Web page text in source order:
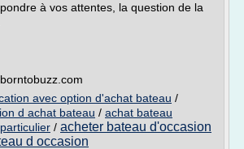
à vos attentes, la question de la
avec option d'achat bateau /
d achat bateau / achat bateau
/ acheter bateau d'occasion
d occasion